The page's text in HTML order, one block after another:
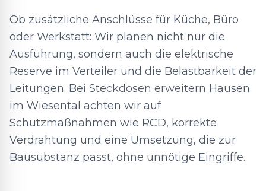
Ob zusätzliche Anschlüsse für Küche, Büro
oder Werkstatt: Wir planen nicht nur die
Ausführung, sondern auch die elektrische
Reserve im Verteiler und die Belastbarkeit der
Leitungen. Bei Steckdosen erweitern Hausen
im Wiesental achten wir auf
Schutzmaßnahmen wie RCD, korrekte
Verdrahtung und eine Umsetzung, die zur
Bausubstanz passt, ohne unnötige Eingriffe.